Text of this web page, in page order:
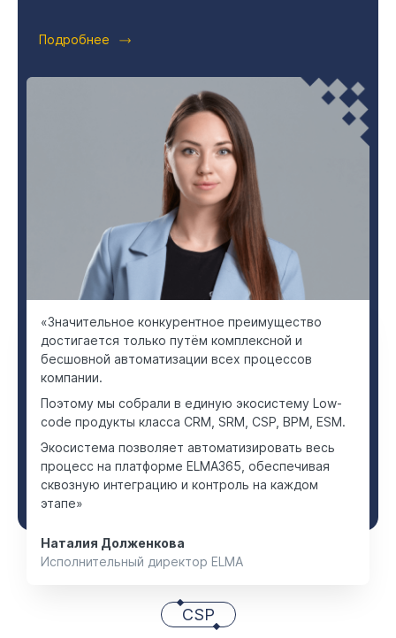
Подробнее
«Значительное конкурентное преимущество
достигается только путём комплексной и
бесшовной автоматизации всех процессов
компании.
Поэтому мы собрали в единую экосистему Low-
code продукты класса CRM, SRM, CSP, BPM, ESM.
Экосистема позволяет автоматизировать весь
процесс на платформе ELMA365, обеспечивая
сквозную интеграцию и контроль на каждом
этапе»
Наталия Долженкова
Исполнительный директор ELMA
CSP